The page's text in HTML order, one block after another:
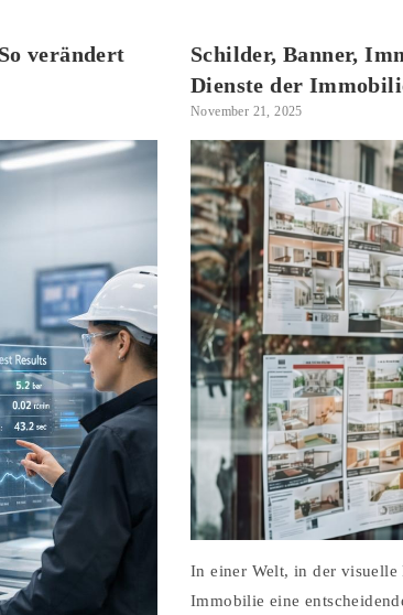
verändert
Schilder, Banner,
Dienste der
November 21, 2025
In einer Welt, in der
Immobilie eine